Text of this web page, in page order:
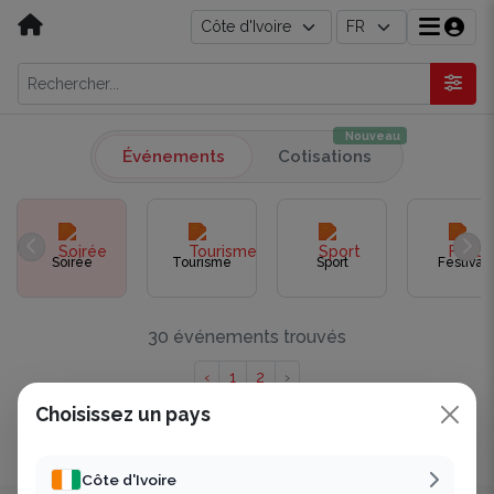
Événements Cotisations
Nouveau
Soirée Tourisme Sport Festival
30 événements trouvés
‹ 1 2 ›
Affichage de à sur 30 résultats.
Choisissez un pays
Côte d'Ivoire